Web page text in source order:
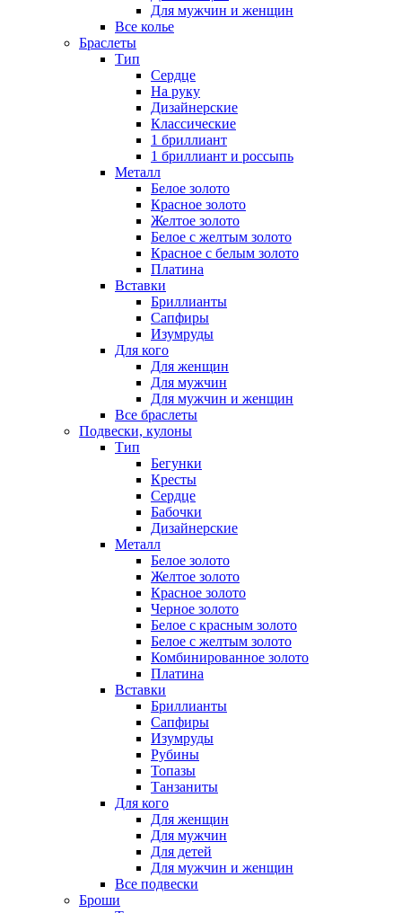
Для мужчин и женщин
Все колье
Браслеты
Тип
Сердце
На руку
Дизайнерские
Классические
1 бриллиант
1 бриллиант и россыпь
Металл
Белое золото
Красное золото
Желтое золото
Белое с желтым золото
Красное с белым золото
Платина
Вставки
Бриллианты
Сапфиры
Изумруды
Для кого
Для женщин
Для мужчин
Для мужчин и женщин
Все браслеты
Подвески, кулоны
Тип
Бегунки
Кресты
Сердце
Бабочки
Дизайнерские
Металл
Белое золото
Желтое золото
Красное золото
Черное золото
Белое с красным золото
Белое с желтым золото
Комбинированное золото
Платина
Вставки
Бриллианты
Сапфиры
Изумруды
Рубины
Топазы
Танзаниты
Для кого
Для женщин
Для мужчин
Для детей
Для мужчин и женщин
Все подвески
Броши